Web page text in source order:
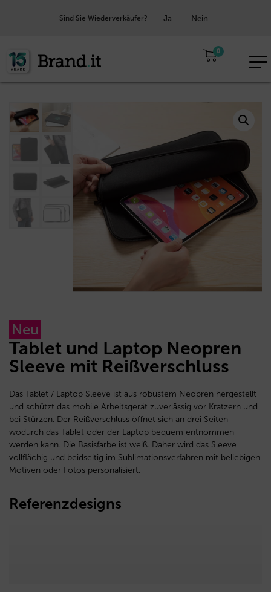
Sind Sie Wiederverkäufer? Ja Nein
0
DE
Neu
Tablet und Laptop Neopren
Sleeve mit Reißverschluss
Das Tablet / Laptop Sleeve ist aus robustem Neopren hergestellt
und schützt das mobile Arbeitsgerät zuverlässig vor Kratzern und
bei Stürzen. Der Reißverschluss öffnet sich an drei Seiten
wodurch das Tablet oder der Laptop bequem entnommen
werden kann. Die Basisfarbe ist weiß. Daher wird das Sleeve
vollflächig und beidseitig im Sublimationsverfahren mit beliebigen
Motiven oder Fotos personalisiert.
Referenzdesigns